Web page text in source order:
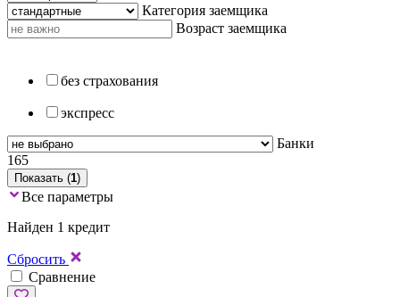
Категория заемщика
Возраст заемщика
без страхования
экспресс
Банки
165
Показать (1)
Все параметры
Найден 1 кредит
Сбросить
Сравнение